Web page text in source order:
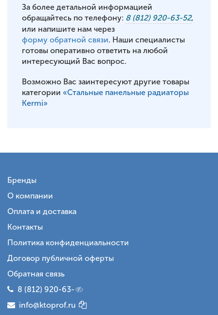
За более детальной информацией
обращайтесь по телефону: 8 (812) 920-63-52,
или напишите нам через
форму обратной связи. Наши специалисты
готовы оперативно ответить на любой
интересующий Вас вопрос.
Возможно Вас заинтересуют другие товары
категории «Стальные панельные радиаторы
Kermi»
Бренды
О компании
Оплата и доставка
Контакты
Политика конфиденциальности
Договор публичной оферты
Обратная связь
8 (812) 920-63-
info@ktoprof.ru